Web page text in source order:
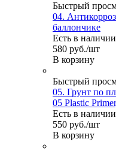
Быстрый
04.
баллончике
Есть в наличии
580 руб./шт
В корзину
Быстрый
05. Грунт по
05 Plastic
Есть в наличии
550 руб./шт
В корзину